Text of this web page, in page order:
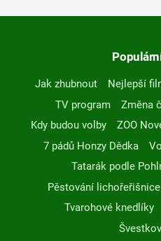
Jak zhubnout Nejlepší
TV program
Změna
Kdy budou volby
ZOO
7 pádů Honzy Dědka
Tatarák podle
Pěstování lichořeřišnice
Tvarohové knedlíky